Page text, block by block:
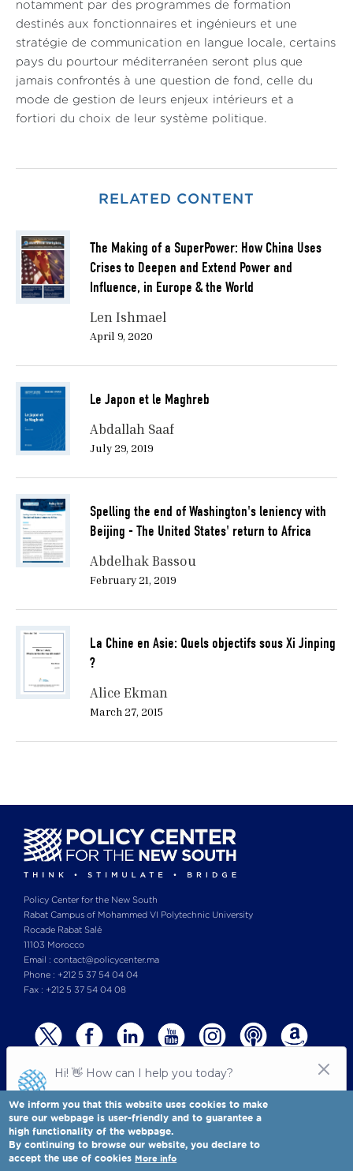
notamment par des programmes de formation
destinés aux fonctionnaires et ingénieurs et une
stratégie de communication en langue locale, certains
pays du pourtour méditerranéen seront plus que
jamais confrontés à une question de fond, celle du
mode de gestion de leurs enjeux intérieurs et a
fortiori du choix de leur système politique.
RELATED CONTENT
The Making of a SuperPower: How China Uses
Crises to Deepen and Extend Power and
Influence, in Europe & the World
Len Ishmael
April 9, 2020
Le Japon et le Maghreb
Abdallah Saaf
July 29, 2019
Spelling the end of Washington's leniency with
Beijing - The United States' return to Africa
Abdelhak Bassou
February 21, 2019
La Chine en Asie: Quels objectifs sous Xi Jinping
?
Alice Ekman
March 27, 2015
Policy Center for the New South
Rabat Campus of Mohammed VI Polytechnic University
Rocade Rabat Salé
11103 Morocco
Email : contact@policycenter.ma
Phone : +212 5 37 54 04 04
Fax : +212 5 37 54 04 08
© Copyright 2025 All rights reserved Policy Center for the New South
Terms & Conditions-Privay Policy
Policy Center for the New South is a Moroccan think tank
We inform you that this website uses cookies to make
sure our webpage is user-friendly and to guarantee a
high functionality of the webpage.
By continuing to browse our website, you declare to
accept the use of cookies More info